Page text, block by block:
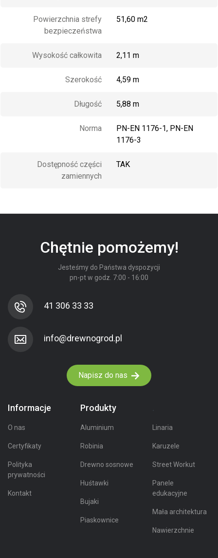
Powierzchnia strefy
bezpieczeństwa
51,60 m2
Wysokość całkowita 2,11 m
Szerokość 4,59 m
Długość 5,88 m
Norma
PN-EN 1176-1, PN-EN
1176-3
Dostępność części
zamiennych
TAK
Chętnie pomożemy!
Jesteśmy do Państwa dyspozycji
pn-pt w godz. 7:00 - 16:00
41 306 33 33
Napisz do nas
Informacje
O nas
Certyfikaty
Polityka
prywatności
Kontakt
Produkty
Aluminium
Robinia
Drewno sosnowe
Huśtawki
Bujaki
Piaskownice
Linaria
Karuzele
Street Workut
Panele
edukacyjne
Mała architektura
Nawierzchnie